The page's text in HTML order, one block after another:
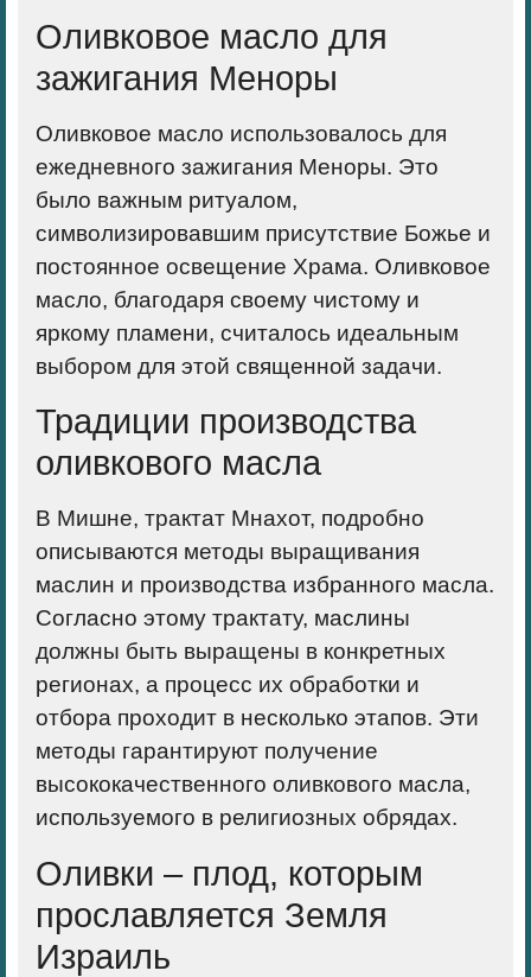
Оливковое масло для
зажигания Меноры
Оливковое масло использовалось для
ежедневного зажигания Меноры. Это
было важным ритуалом,
символизировавшим присутствие Божье и
постоянное освещение Храма. Оливковое
масло, благодаря своему чистому и
яркому пламени, считалось идеальным
выбором для этой священной задачи.
Традиции производства
оливкового масла
В Мишне, трактат Мнахот, подробно
описываются методы выращивания
маслин и производства избранного масла.
Согласно этому трактату, маслины
должны быть выращены в конкретных
регионах, а процесс их обработки и
отбора проходит в несколько этапов. Эти
методы гарантируют получение
высококачественного оливкового масла,
используемого в религиозных обрядах.
Оливки – плод, которым
прославляется Земля
Израиль